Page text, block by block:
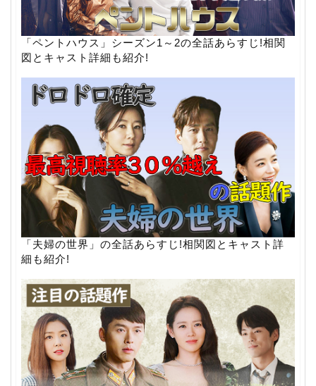
「ペントハウス」シーズン1～2の全話あらすじ!相関
図とキャスト詳細も紹介!
「夫婦の世界」の全話あらすじ!相関図とキャスト詳
細も紹介!